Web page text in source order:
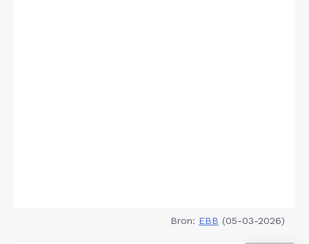
Bron: EBB (05-03-2026)